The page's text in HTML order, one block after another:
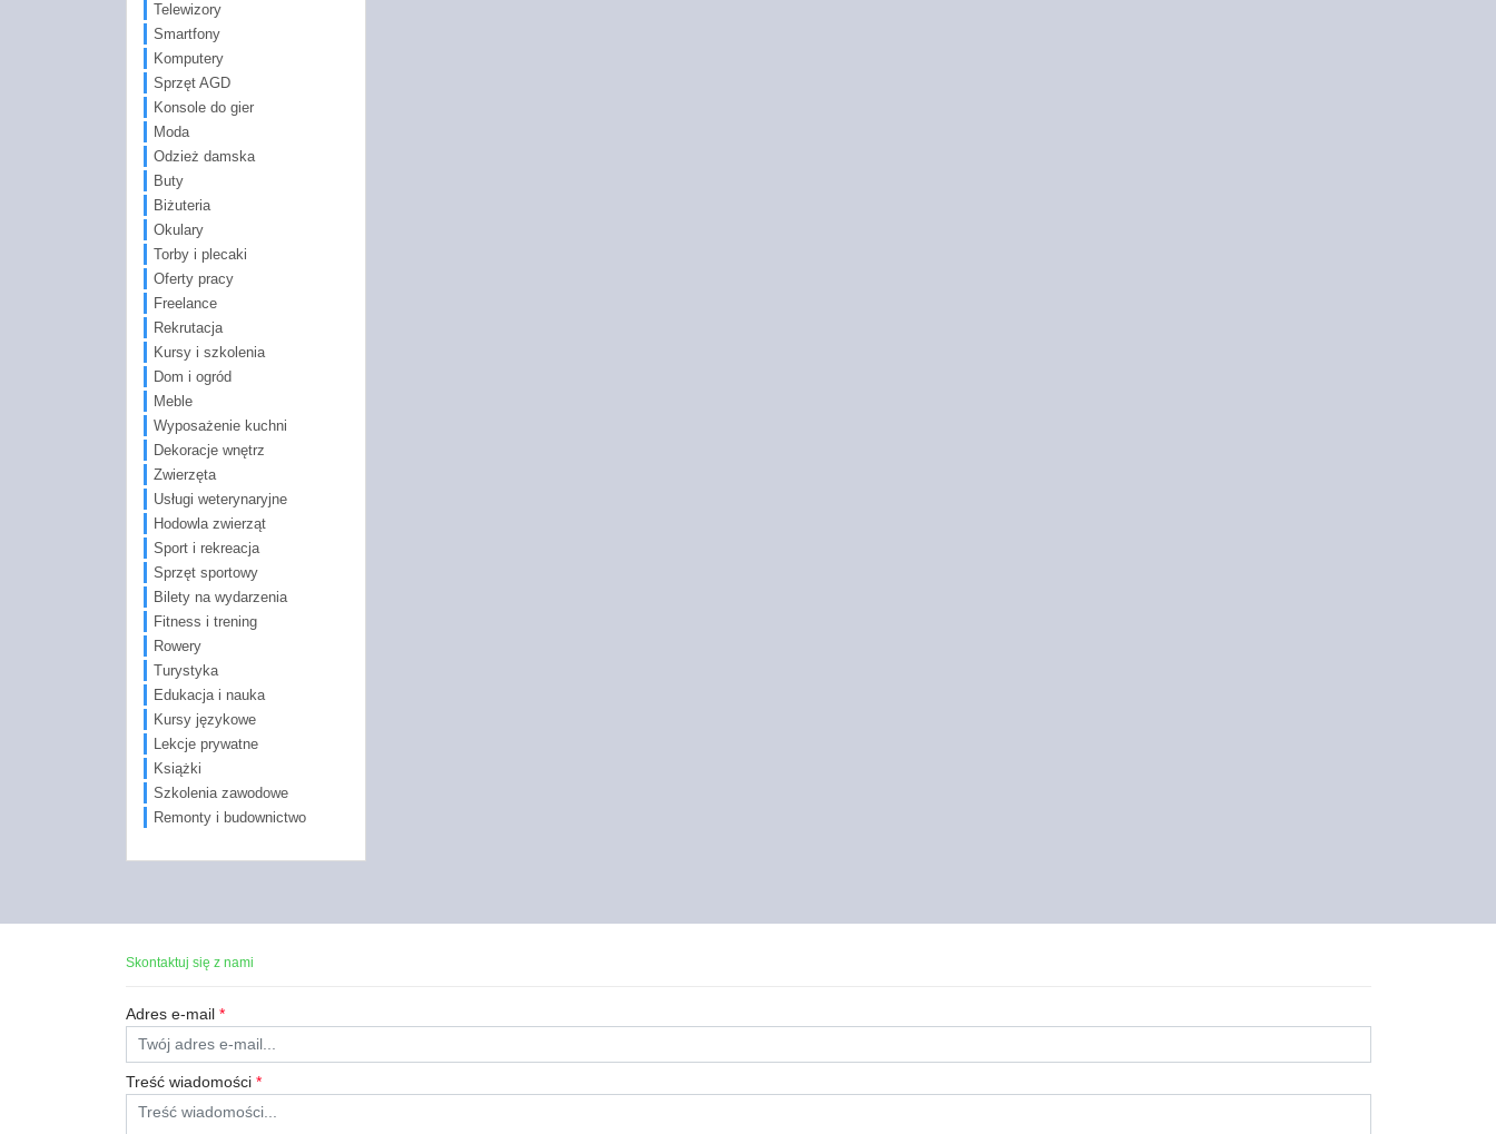
Telewizory
Smartfony
Komputery
Sprzęt AGD
Konsole do gier
Moda
Odzież damska
Buty
Biżuteria
Okulary
Torby i plecaki
Oferty pracy
Freelance
Rekrutacja
Kursy i szkolenia
Dom i ogród
Meble
Wyposażenie kuchni
Dekoracje wnętrz
Zwierzęta
Usługi weterynaryjne
Hodowla zwierząt
Sport i rekreacja
Sprzęt sportowy
Bilety na wydarzenia
Fitness i trening
Rowery
Turystyka
Edukacja i nauka
Kursy językowe
Lekcje prywatne
Książki
Szkolenia zawodowe
Remonty i budownictwo
Skontaktuj się z nami
Adres e-mail *
Treść wiadomości *